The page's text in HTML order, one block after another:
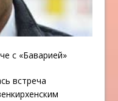
с «Баварией»
встреча